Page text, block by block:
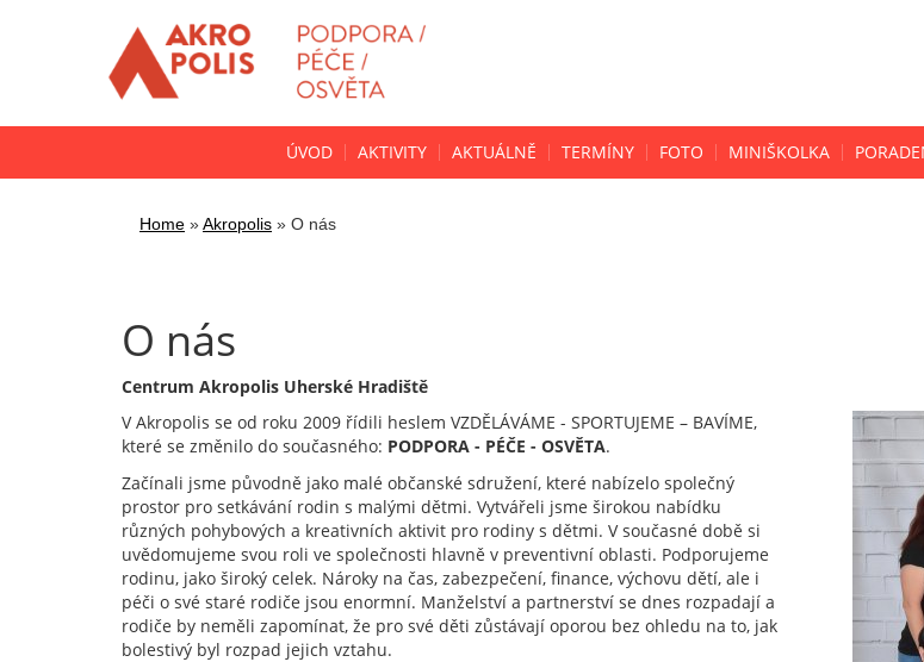
ÚVOD AKTIVITY AKTUÁLNĚ TERMÍNY FOTO MINIŠKOLKA
Home »Akropolis » O nás
O nás
Centrum Akropolis Uherské Hradiště
V Akropolis se od roku 2009 řídili heslem VZDĚLÁVÁME - SPORTUJEME – BAVÍME,
které se změnilo do současného: PODPORA - PÉČE - OSVĚTA.
Začínali jsme původně jako malé občanské sdružení, které nabízelo společný
prostor pro setkávání rodin s malými dětmi. Vytvářeli jsme širokou nabídku
různých pohybových a kreativních aktivit pro rodiny s dětmi. V současné době si
uvědomujeme svou roli ve společnosti hlavně v preventivní oblasti. Podporujeme
rodinu, jako široký celek. Nároky na čas, zabezpečení, finance, výchovu dětí, ale i
péči o své staré rodiče jsou enormní. Manželství a partnerství se dnes rozpadají a
rodiče by neměli zapomínat, že pro své děti zůstávají oporou bez ohledu na to, jak
bolestivý byl rozpad jejich vztahu.